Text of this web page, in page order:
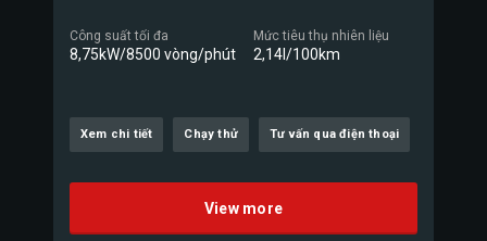
Công suất tối đa
8,75kW/8500 vòng/phút
Mức tiêu thụ nhiên liệu
2,14l/100km
Xem chi tiết Chạy thử Tư vấn qua điện thoại
View more